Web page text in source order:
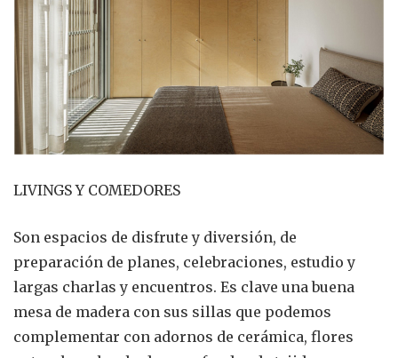
LIVINGS Y COMEDORES
Son espacios de disfrute y diversión, de
preparación de planes, celebraciones, estudio y
largas charlas y encuentros. Es clave una buena
mesa de madera con sus sillas que podemos
complementar con adornos de cerámica, flores